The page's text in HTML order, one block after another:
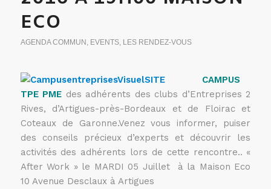
ECO
AGENDA COMMUN , EVENTS, LES RENDEZ-VOUS
CAMPUS
TPE PME des adhérents des clubs d’Entreprises 2
Rives, d’Artigues-près-Bordeaux et de Floirac et
Coteaux de Garonne.Venez vous informer, puiser
des conseils précieux d’experts et découvrir les
activités des adhérents lors de cette rencontre.. «
After Work » le MARDI 05 Juillet à la Maison Eco
10 Avenue Desclaux à Artigues